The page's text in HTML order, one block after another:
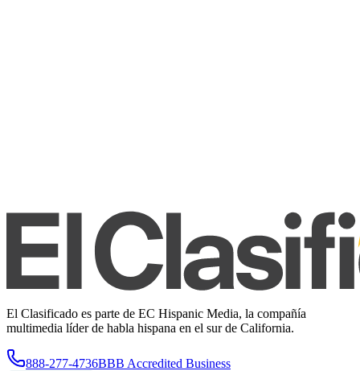
El Clasificado es parte de EC Hispanic Media, la compañía
multimedia líder de habla hispana en el sur de California.
888-277-4736BBB Accredited Business